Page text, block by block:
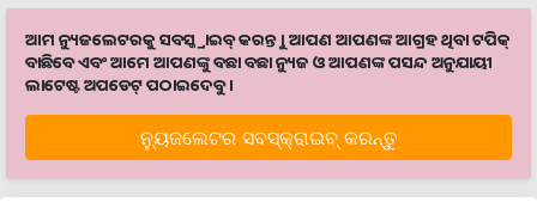
ଆମ ନ୍ୟୁଜଲେଟରକୁ ସବସ୍କ୍ରାଇବ୍ କରନ୍ତୁ । ଆପଣ ଆପଣଙ୍କ ଆଗ୍ରହ ଥିବା ଟପିକ୍‌
ବାଛିବେ ଏବଂ ଆମେ ଆପଣଙ୍କୁ ବଛା ବଛା ନ୍ୟୁଜ ଓ ଆପଣଙ୍କ ପସନ୍ଦ ଅନୁଯାୟୀ
ଲାଟେଷ୍ଟ ଅପଡେଟ୍‌ ପଠାଇଦେବୁ ।
ନ୍ୟୁଜଲେଟର ସବସ୍କ୍ରାଇବ୍‌ କରନ୍ତୁ